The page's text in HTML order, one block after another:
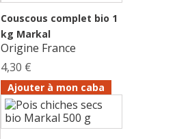
Couscous complet bio 1
kg Markal
Origine France
4,30 €
Ajouter à mon caba